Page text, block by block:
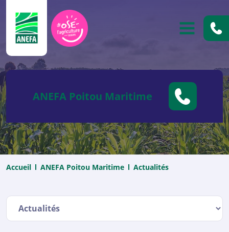
OUVRIR
ANEFA Poitou Maritime
Accueil ANEFA Poitou Maritime Actualités